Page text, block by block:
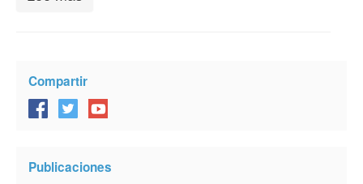
Compartir
Publicaciones